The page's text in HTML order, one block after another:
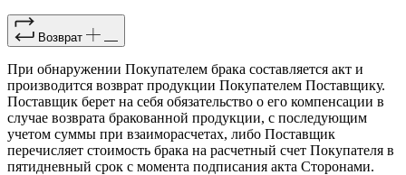
Возврат
При обнаружении Покупателем брака составляется акт и
производится возврат продукции Покупателем Поставщику.
Поставщик берет на себя обязательство о его компенсации в
случае возврата бракованной продукции, с последующим
учетом суммы при взаиморасчетах, либо Поставщик
перечисляет стоимость брака на расчетный счет Покупателя в
пятидневный срок с момента подписания акта Сторонами.